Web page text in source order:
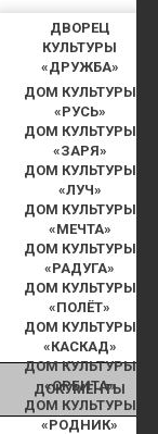
ДВОРЕЦ
КУЛЬТУРЫ
«ДРУЖБА»
ДОМ КУЛЬТУРЫ
«РУСЬ»
ДОМ КУЛЬТУРЫ
«ЗАРЯ»
ДОМ КУЛЬТУРЫ
«ЛУЧ»
ДОМ КУЛЬТУРЫ
«МЕЧТА»
ДОМ КУЛЬТУРЫ
«РАДУГА»
ДОМ КУЛЬТУРЫ
«ПОЛЁТ»
ДОМ КУЛЬТУРЫ
«КАСКАД»
ДОМ КУЛЬТУРЫ
«ОРБИТА»
ДОМ КУЛЬТУРЫ
«РОДНИК»
ДОКУМЕНТЫ